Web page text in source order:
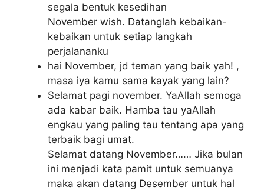
segala bentuk kesedihan
November wish. Datanglah kebaikan-
kebaikan untuk setiap langkah
perjalananku
hai November, jd teman yang baik yah! ,
masa iya kamu sama kayak yang lain?
Selamat pagi november. YaAllah semoga
ada kabar baik. Hamba tau yaAllah
engkau yang paling tau tentang apa yang
terbaik bagi umat.
Selamat datang November…… Jika bulan
ini menjadi kata pamit untuk semuanya
maka akan datang Desember untuk hal